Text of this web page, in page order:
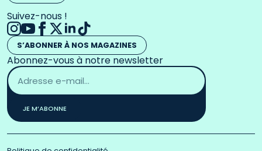
Suivez-nous !
S’ABONNER À NOS MAGAZINES
Abonnez-vous à notre newsletter
Adresse
email
*
JE M’ABONNE